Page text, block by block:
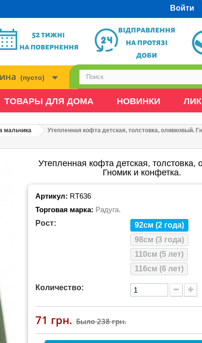
Войти
(пусто)
ТОВАРЫ ДЛЯ ДОМА НОВИНКИ
мальчика
Утепленная кофта детская, толстовка, оливковый.
Утепленная кофта детская, толстовка,
Гномик и конфетка.
Артикул: RT636
Торговая марка: Радуга.
Рост:
92см (2 года)
98см (3 года)
110см (5 лет)
116см (6 лет)
Количество:
71 грн. Было238 грн.